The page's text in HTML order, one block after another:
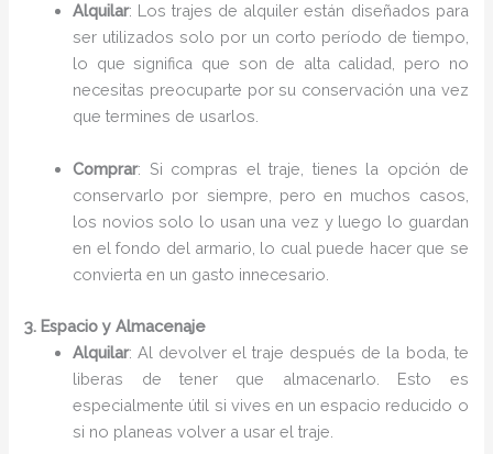
Alquilar: Los trajes de alquiler están diseñados para
ser utilizados solo por un corto período de tiempo,
lo que significa que son de alta calidad, pero no
necesitas preocuparte por su conservación una vez
que termines de usarlos.
Comprar: Si compras el traje, tienes la opción de
conservarlo por siempre, pero en muchos casos,
los novios solo lo usan una vez y luego lo guardan
en el fondo del armario, lo cual puede hacer que se
convierta en un gasto innecesario.
3. Espacio y Almacenaje
Alquilar: Al devolver el traje después de la boda, te
liberas de tener que almacenarlo. Esto es
especialmente útil si vives en un espacio reducido o
si no planeas volver a usar el traje.